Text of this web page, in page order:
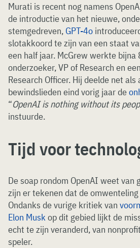
Murati is recent nog namens
de introductie van het nieuwe,
stemgedreven, GPT-4o
slotakkoord te zijn van een staat
een half jaar. McGrew werkte bijna
onderzoeker, VP of Research en
Research Officer. Hij deelde net
bewindslieden eind vorig jaar de
“OpenAI is nothing without its
instuurde.
Tijd voor
De soap rondom OpenAI weet van
zijn er tekenen dat de
Ondanks de vurige kritiek van
Elon Musk op dit gebied lijkt de
echt te zijn veranderd, van
speler.